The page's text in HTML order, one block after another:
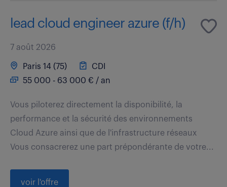
lead cloud engineer azure (f/h)
7 août 2026
Paris 14 (75)
CDI
55 000 - 63 000 € / an
Vous piloterez directement la disponibilité, la
performance et la sécurité des environnements
Cloud Azure ainsi que de l'infrastructure réseaux
Vous consacrerez une part prépondérante de votre...
voir l'offre